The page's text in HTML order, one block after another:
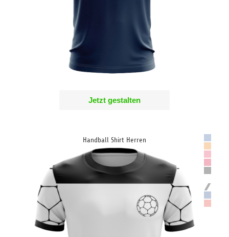
Jetzt gestalten
Handball Shirt Herren